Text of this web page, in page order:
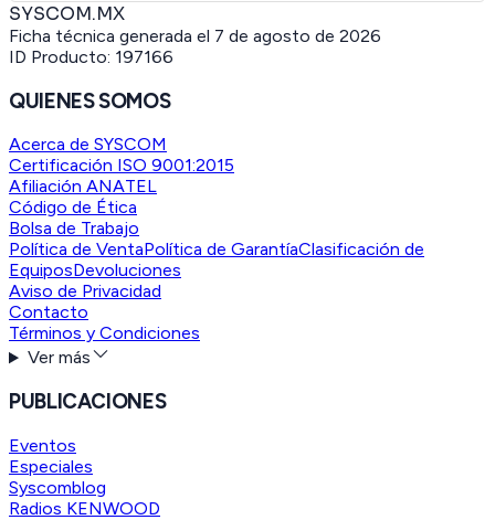
SYSCOM.MX
Ficha técnica generada el 7 de agosto de 2026
ID Producto: 197166
QUIENES SOMOS
Acerca de SYSCOM
Certificación ISO 9001:2015
Afiliación ANATEL
Código de Ética
Bolsa de Trabajo
Política de VentaPolítica de GarantíaClasificación de
EquiposDevoluciones
Aviso de Privacidad
Contacto
Términos y Condiciones
Ver más
PUBLICACIONES
Eventos
Especiales
Syscomblog
Radios KENWOOD